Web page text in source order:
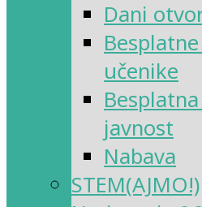
Dani
učenike
javnost
Nabava
STEM(AJMO!)